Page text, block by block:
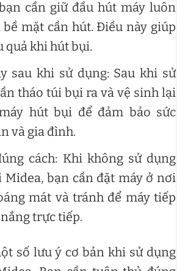
cần giữ đầu hút máy luôn
mặt cần hút. Điều này giúp
quả khi hút bụi.
sau khi sử dụng: Sau khi sử
tháo túi bụi ra và vệ sinh lại
hút bụi để đảm bảo sức
và gia đình.
cách: Khi không sử dụng
Midea, bạn cần đặt máy ở nơi
mát và tránh để máy tiếp
trực tiếp.
số lưu ý cơ bản khi sử dụng